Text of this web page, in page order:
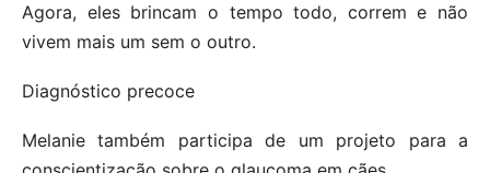
Agora, eles brincam o tempo todo, correm e não
vivem mais um sem o outro.
Diagnóstico precoce
Melanie também participa de um projeto para a